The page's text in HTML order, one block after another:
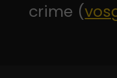
crime (